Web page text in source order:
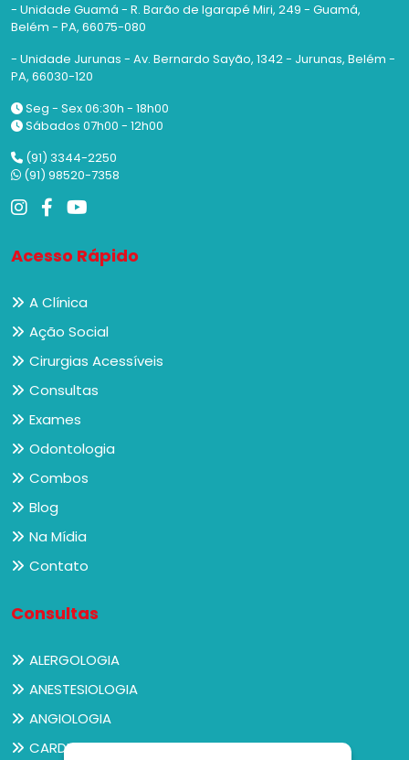
- Unidade Guamá - R. Barão de Igarapé Miri, 249 - Guamá,
Belém - PA, 66075-080
- Unidade Jurunas - Av. Bernardo Sayão, 1342 - Jurunas, Belém -
PA, 66030-120
Seg - Sex 06:30h - 18h00
Sábados 07h00 - 12h00
(91) 3344-2250
(91) 98520-7358
Acesso Rápido
A Clínica
Ação Social
Cirurgias Acessíveis
Consultas
Exames
Odontologia
Combos
Blog
Na Mídia
Contato
Consultas
ALERGOLOGIA
ANESTESIOLOGIA
ANGIOLOGIA
CARDIOLOGIA